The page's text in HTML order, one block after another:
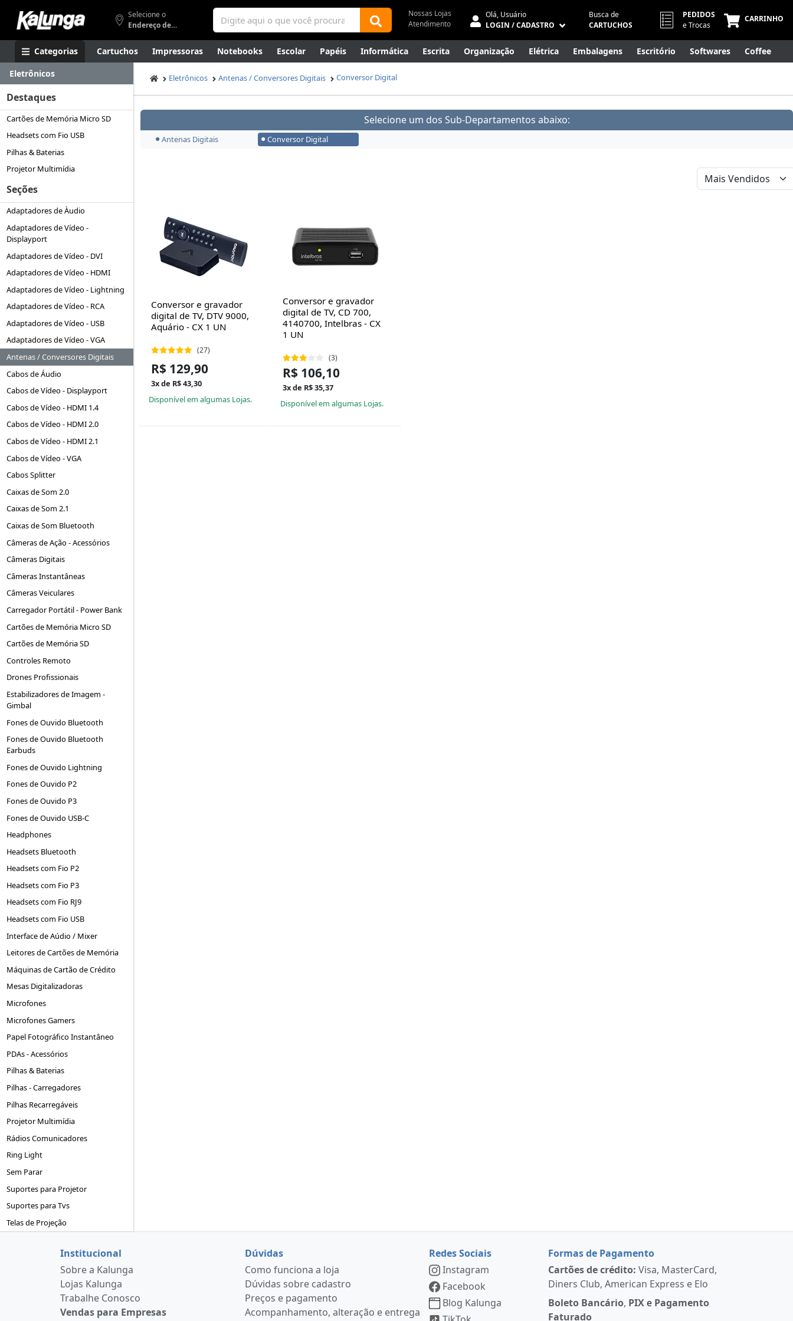
Selecione o
Endereço de entrega
Nossas Lojas
Atendimento
Olá, Usuário
LOGIN / CADASTRO
Busca de
CARTUCHOS
PEDIDOS
e Trocas
CARRINHO
Categorias Cartuchos Impressoras Notebooks Escolar Papéis Informática Escrita Organização Elétrica Embalagens Escritório Softwares Coffee
Apresentação Artes Gamers Higiene Mídias Envelopes Rede
Canetas Luxo
Outlet
Eletrônicos
Destaques
Cartões de Memória Micro SD
Headsets com Fio USB
Pilhas & Baterias
Projetor Multimídia
Seções
Adaptadores de Àudio
Adaptadores de Vídeo -
Displayport
Adaptadores de Vídeo - DVI
Adaptadores de Vídeo - HDMI
Adaptadores de Vídeo - Lightning
Adaptadores de Vídeo - RCA
Adaptadores de Vídeo - USB
Adaptadores de Vídeo - VGA
Antenas / Conversores Digitais
Cabos de Áudio
Cabos de Vídeo - Displayport
Cabos de Vídeo - HDMI 1.4
Cabos de Vídeo - HDMI 2.0
Cabos de Vídeo - HDMI 2.1
Cabos de Vídeo - VGA
Cabos Splitter
Caixas de Som 2.0
Caixas de Som 2.1
Caixas de Som Bluetooth
Câmeras de Ação - Acessórios
Câmeras Digitais
Câmeras Instantâneas
Câmeras Veiculares
Carregador Portátil - Power Bank
Cartões de Memória Micro SD
Cartões de Memória SD
Controles Remoto
Drones Profissionais
Estabilizadores de Imagem -
Gimbal
Fones de Ouvido Bluetooth
Fones de Ouvido Bluetooth
Earbuds
Fones de Ouvido Lightning
Fones de Ouvido P2
Fones de Ouvido P3
Fones de Ouvido USB-C
Headphones
Headsets Bluetooth
Headsets com Fio P2
Headsets com Fio P3
Headsets com Fio RJ9
Headsets com Fio USB
Interface de Aúdio / Mixer
Leitores de Cartões de Memória
Máquinas de Cartão de Crédito
Mesas Digitalizadoras
Microfones
Microfones Gamers
Papel Fotográfico Instantâneo
PDAs - Acessórios
Pilhas & Baterias
Pilhas - Carregadores
Pilhas Recarregáveis
Projetor Multimídia
Rádios Comunicadores
Ring Light
Sem Parar
Suportes para Projetor
Suportes para Tvs
Telas de Projeção
Eletrônicos Antenas / Conversores Digitais Conversor Digital
Selecione um dos Sub-Departamentos abaixo:
Antenas Digitais Conversor Digital
Conversor e gravador
digital de TV, DTV 9000,
Aquário - CX 1 UN
(27)
R$ 129,90
3x de R$ 43,30
Disponível em algumas Lojas.
Conversor e gravador
digital de TV, CD 700,
4140700, Intelbras - CX
1 UN
(3)
R$ 106,10
3x de R$ 35,37
Disponível em algumas Lojas.
Institucional
Sobre a Kalunga
Lojas Kalunga
Trabalhe Conosco
Vendas para Empresas
Dúvidas
Como funciona a loja
Dúvidas sobre cadastro
Preços e pagamento
Acompanhamento, alteração e entrega
Redes Sociais
Instagram
Facebook
Blog Kalunga
Formas de Pagamento
Cartões de crédito: Visa, MasterCard,
Diners Club, American Express e Elo
Boleto Bancário, PIX e Pagamento
Faturado